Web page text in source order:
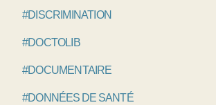
#DISCRIMINATION
#DOCTOLIB
#DOCUMENTAIRE
#DONNÉES DE SANTÉ